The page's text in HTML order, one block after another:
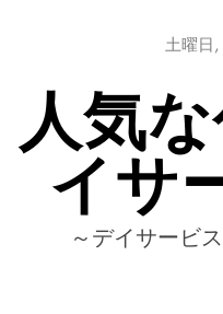
土曜日
人気
イサ
～デイサービ